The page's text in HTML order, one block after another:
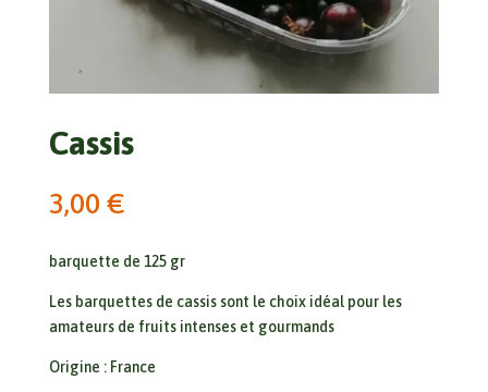
Cassis
3,00 €
barquette de 125 gr
Les barquettes de cassis sont le choix idéal pour les
amateurs de fruits intenses et gourmands
Origine : France